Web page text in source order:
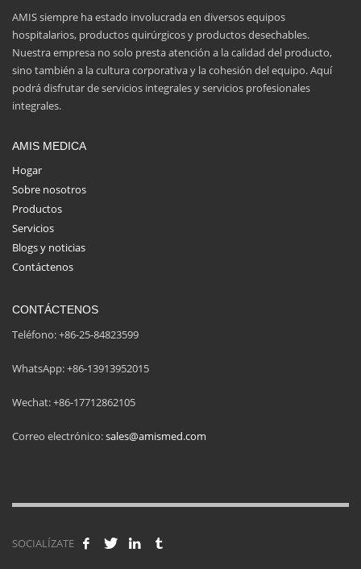
AMIS siempre ha estado involucrada en diversos equipos
hospitalarios, productos quirúrgicos y productos desechables.
Nuestra empresa no solo presta atención a la calidad del producto,
sino también a la cultura corporativa y la cohesión del equipo. Aquí
podrá disfrutar de servicios integrales y servicios profesionales
integrales.
AMIS MEDICA
Hogar
Sobre nosotros
Productos
Servicios
Blogs y noticias
Contáctenos
CONTÁCTENOS
Teléfono: +86-25-84823599
WhatsApp: +86-13913952015
Wechat: +86-17712862105
Correo electrónico:sales@amismed.com
SOCIALÍZATE